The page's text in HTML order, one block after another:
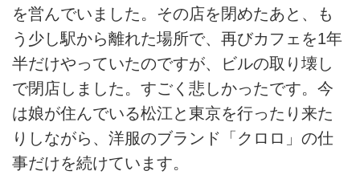
を営んでいました。その店を閉めたあと、も
う少し駅から離れた場所で、再びカフェを1年
半だけやっていたのですが、ビルの取り壊し
で閉店しました。すごく悲しかったです。今
は娘が住んでいる松江と東京を行ったり来た
りしながら、洋服のブランド「クロロ」の仕
事だけを続けています。